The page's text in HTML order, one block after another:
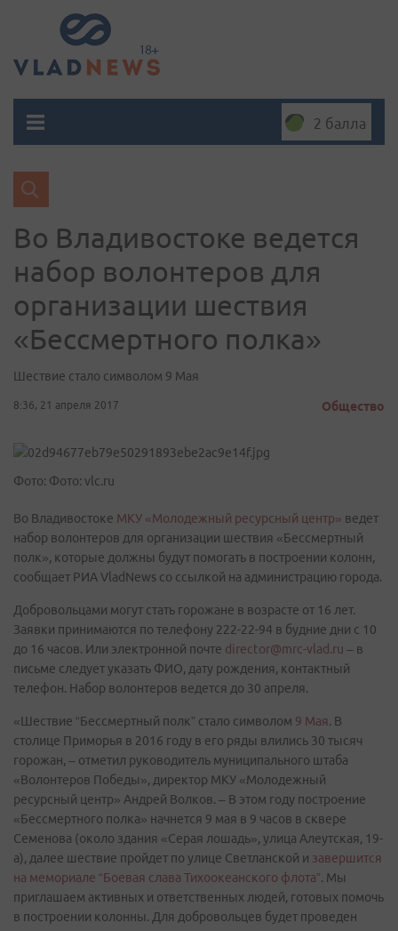
2 балла
Во Владивостоке ведется
набор волонтеров для
организации шествия
«Бессмертного полка»
Шествие стало символом 9 Мая
8:36, 21 апреля 2017 Общество
Фото: Фото: vlc.ru
Во Владивостоке МКУ «Молодежный ресурсный центр» ведет
набор волонтеров для организации шествия «Бессмертный
полк», которые должны будут помогать в построении колонн,
сообщает РИА VladNews со ссылкой на администрацию города.
Добровольцами могут стать горожане в возрасте от 16 лет.
Заявки принимаются по телефону 222-22-94 в будние дни с 10
до 16 часов. Или электронной почте director@mrc-vlad.ru – в
письме следует указать ФИО, дату рождения, контактный
телефон. Набор волонтеров ведется до 30 апреля.
«Шествие “Бессмертный полк” стало символом 9 Мая. В
столице Приморья в 2016 году в его ряды влились 30 тысяч
горожан, – отметил руководитель муниципального штаба
«Волонтеров Победы», директор МКУ «Молодежный
ресурсный центр» Андрей Волков. – В этом году построение
«Бессмертного полка» начнется 9 мая в 9 часов в сквере
Семенова (около здания «Серая лошадь», улица Алеутская, 19-
а), далее шествие пройдет по улице Светланской и завершится
на мемориале “Боевая слава Тихоокеанского флота”. Мы
приглашаем активных и ответственных людей, готовых помочь
в построении колонны. Для добровольцев будет проведен